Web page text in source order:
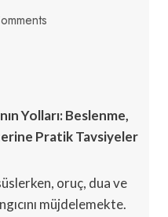
Yolları: Beslenme,
Pratik Tavsiyeler
oruç, dua ve
müjdelemekte.